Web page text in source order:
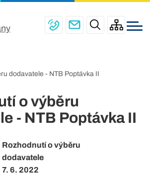
dodavatele - NTB Poptávka II
o výběru
- NTB Poptávka II
Rozhodnutí o výběru
dodavatele
7. 6. 2022